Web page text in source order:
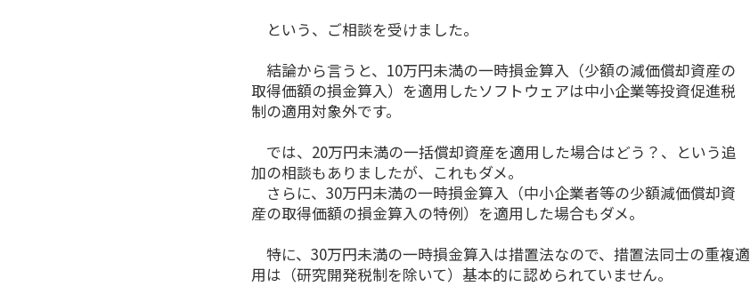
という、ご相談を受けました。
結論から言うと、10万円未満の一時損金算入（少額の減価償却資産の
取得価額の損金算入）を適用したソフトウェアは中小企業等投資促進税
制の適用対象外です。
では、20万円未満の一括償却資産を適用した場合はどう？、という追
加の相談もありましたが、これもダメ。
さらに、30万円未満の一時損金算入（中小企業者等の少額減価償却資
産の取得価額の損金算入の特例）を適用した場合もダメ。
特に、30万円未満の一時損金算入は措置法なので、措置法同士の重複適
用は（研究開発税制を除いて）基本的に認められていません。